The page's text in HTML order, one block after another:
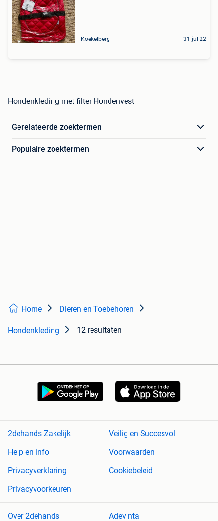
Koekelberg 31 jul 22
Hondenkleding met filter Hondenvest
Gerelateerde zoektermen
Populaire zoektermen
Home Dieren en Toebehoren
Hondenkleding 12 resultaten
2dehands Zakelijk
Veilig en Succesvol
Help en info
Voorwaarden
Privacyverklaring
Cookiebeleid
Privacyvoorkeuren
Over 2dehands Adevinta